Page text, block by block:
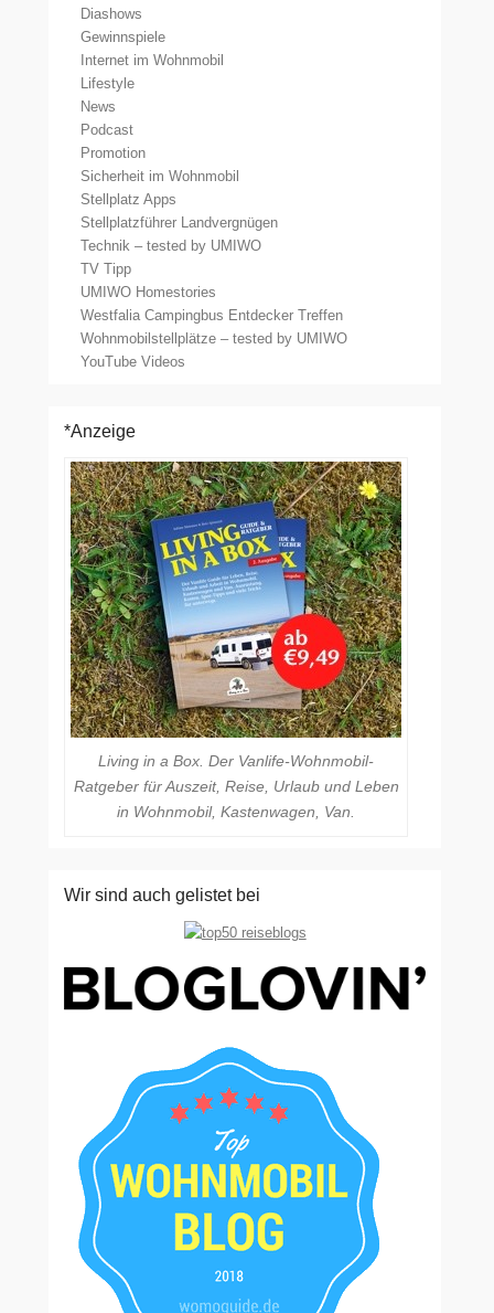
Diashows
Gewinnspiele
Internet im Wohnmobil
Lifestyle
News
Podcast
Promotion
Sicherheit im Wohnmobil
Stellplatz Apps
Stellplatzführer Landvergnügen
Technik – tested by UMIWO
TV Tipp
UMIWO Homestories
Westfalia Campingbus Entdecker Treffen
Wohnmobilstellplätze – tested by UMIWO
YouTube Videos
*Anzeige
Living in a Box. Der Vanlife-Wohnmobil-
Ratgeber für Auszeit, Reise, Urlaub und Leben
in Wohnmobil, Kastenwagen, Van.
Wir sind auch gelistet bei